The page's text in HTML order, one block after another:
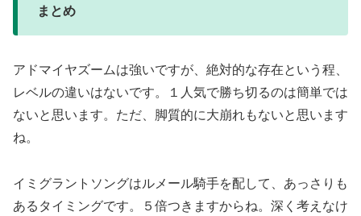
まとめ
アドマイヤズームは強いですが、絶対的な存在という程、
レベルの違いはないです。１人気で勝ち切るのは簡単では
ないと思います。ただ、脚質的に大崩れもないと思います
ね。
イミグラントソングはルメール騎手を配して、あっさりも
あるタイミングです。５倍つきますからね。深く考えなけ